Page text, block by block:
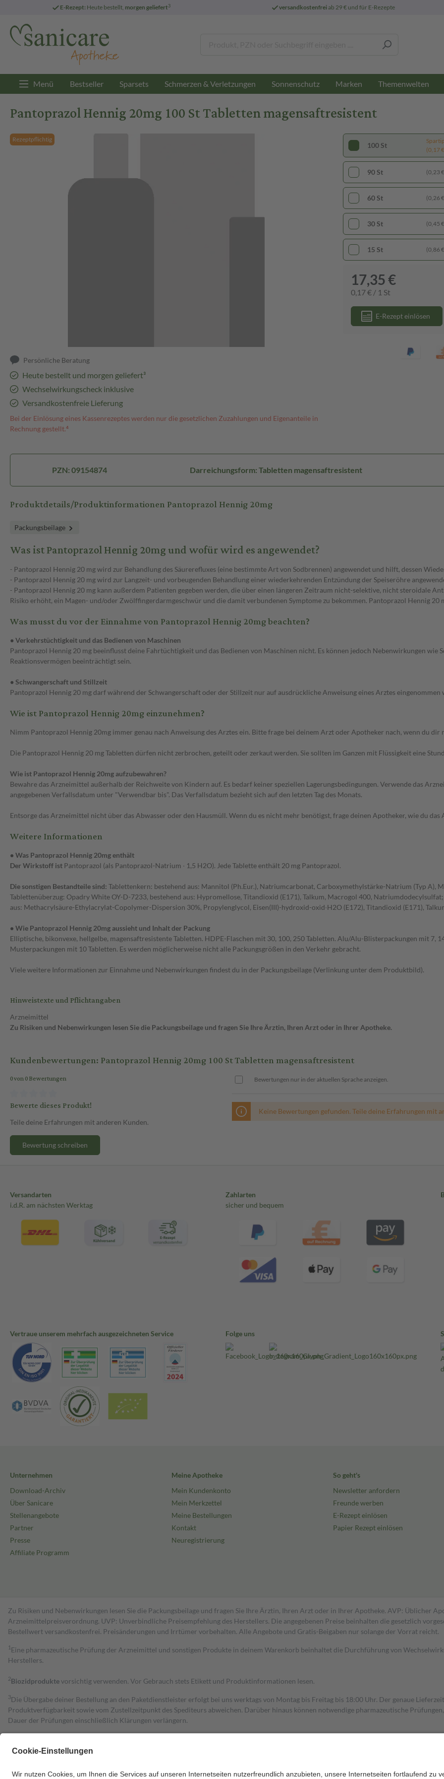
E-Rezept: Heute bestellt, morgen geliefert3 versandkostenfreiab 29 € und für E-Rezepte
Menü Bestseller Sparsets Schmerzen & Verletzungen Sonnenschutz Marken Themenwelten
Pantoprazol Hennig 20mg 100 St Tabletten magensaftresistent
Rezeptpflichtig
Persönliche Beratung
Heute bestellt und morgen geliefert³
Wechselwirkungscheck inklusive
Versandkostenfreie Lieferung
Bei der Einlösung eines Kassenrezeptes werden nur die gesetzlichen Zuzahlungen und Eigenanteile in
Rechnung gestellt.⁴
100 St
(0,17
90 St (0,23
60 St (0,26
30 St (0,45
15 St (0,86
17,35 €
0,17 € / 1 St
E-Rezept einlösen
PZN: 09154874 Darreichungsform: Tabletten magensaftresistent
Produktdetails/Produktinformationen Pantoprazol Hennig 20mg
Packungsbeilage
Was ist Pantoprazol Hennig 20mg und wofür wird es angewendet?
- Pantoprazol Hennig 20 mg wird zur Behandlung des Säurerefluxes (eine bestimmte Art von Sodbrennen) angewendet und hilft, dessen
- Pantoprazol Hennig 20 mg wird zur Langzeit- und vorbeugenden Behandlung einer wiederkehrenden Entzündung der Speiseröhre
- Pantoprazol Hennig 20 mg kann außerdem Patienten gegeben werden, die über einen längeren Zeitraum nicht-selektive, nicht steroidale
Risiko erhöht, ein Magen- und/oder Zwölffingerdarmgeschwür und die damit verbundenen Symptome zu bekommen. Pantoprazol Hennig
Was musst du vor der Einnahme von Pantoprazol Hennig 20mg beachten?
● Verkehrstüchtigkeit und das Bedienen von Maschinen
Pantoprazol Hennig 20 mg beeinflusst deine Fahrtüchtigkeit und das Bedienen von Maschinen nicht. Es können jedoch Nebenwirkungen wie
Reaktionsvermögen beeinträchtigt sein.
● Schwangerschaft und Stillzeit
Pantoprazol Hennig 20 mg darf während der Schwangerschaft oder der Stillzeit nur auf ausdrückliche Anweisung eines Arztes eingenommen
Wie ist Pantoprazol Hennig 20mg einzunehmen?
Nimm Pantoprazol Hennig 20mg immer genau nach Anweisung des Arztes ein. Bitte frage bei deinem Arzt oder Apotheker nach, wenn du dir
Die Pantoprazol Hennig 20 mg Tabletten dürfen nicht zerbrochen, geteilt oder zerkaut werden. Sie sollten im Ganzen mit Flüssigkeit eine
Wie ist Pantoprazol Hennig 20mg aufzubewahren?
Bewahre das Arzneimittel außerhalb der Reichweite von Kindern auf. Es bedarf keiner speziellen Lagerungsbedingungen. Verwende das
angegebenen Verfallsdatum unter "Verwendbar bis". Das Verfallsdatum bezieht sich auf den letzten Tag des Monats.
Entsorge das Arzneimittel nicht über das Abwasser oder den Hausmüll. Wenn du es nicht mehr benötigst, frage deinen Apotheker, wie du
Weitere Informationen
• Was Pantoprazol Hennig 20mg enthält
Der Wirkstoff ist Pantoprazol (als Pantoprazol-Natrium ∙ 1,5 H2O). Jede Tablette enthält 20 mg Pantoprazol.
Die sonstigen Bestandteile sind: Tablettenkern: bestehend aus: Mannitol (Ph.Eur.), Natriumcarbonat, Carboxymethylstärke-Natrium (Typ A),
Tablettenüberzug: Opadry White OY-D-7233, bestehend aus: Hypromellose, Titandioxid (E171), Talkum, Macrogol 400,
aus: Methacrylsäure-Ethylacrylat-Copolymer-Dispersion 30%, Propylenglycol, Eisen(III)-hydroxid-oxid∙H2O (E172), Titandioxid (E171),
• Wie Pantoprazol Hennig 20mg aussieht und Inhalt der Packung
Elliptische, bikonvexe, hellgelbe, magensaftresistente Tabletten. HDPE-Flaschen mit 30, 100, 250 Tabletten. Alu/Alu-Blisterpackungen mit 7,
Musterpackungen mit 10 Tabletten. Es werden möglicherweise nicht alle Packungsgrößen in den Verkehr gebracht.
Viele weitere Informationen zur Einnahme und Nebenwirkungen findest du in der Packungsbeilage (Verlinkung unter dem Produktbild).
Hinweistexte und Pflichtangaben
Arzneimittel
Zu Risiken und Nebenwirkungen lesen Sie die Packungsbeilage und fragen Sie Ihre Ärztin, Ihren Arzt oder in Ihrer Apotheke.
Kundenbewertungen: Pantoprazol Hennig 20mg 100 St Tabletten magensaftresistent
0 von 0 Bewertungen
Bewerte dieses Produkt!
Teile deine Erfahrungen mit anderen Kunden.
Bewertung schreiben
Bewertungen nur in der aktuellen Sprache anzeigen.
Keine Bewertungen gefunden. Teile deine Erfahrungen mit
Versandarten
i.d.R. am nächsten Werktag
Zahlarten
sicher und bequem
Vertraue unserem mehrfach ausgezeichneten Service Folge uns
Unternehmen
Download-Archiv
Über Sanicare
Stellenangebote
Partner
Presse
Affiliate Programm
Meine Apotheke
Mein Kundenkonto
Mein Merkzettel
Meine Bestellungen
Kontakt
Neuregistrierung
So geht's
Newsletter anfordern
Freunde werben
E-Rezept einlösen
Papier Rezept einlösen
Zu Risiken und Nebenwirkungen lesen Sie die Packungsbeilage und fragen Sie Ihre Ärztin, Ihren Arzt oder in Ihrer Apotheke. AVP: Üblicher
Arzneimittelpreisverordnung. UVP: Unverbindliche Preisempfehlung des Herstellers. Die angegebenen Preise beinhalten die gesetzlich
Bestell­wert versand­kosten­frei. Preisänderungen und Irrtümer vorbehalten. Alle Angebote und Gratis-Beigaben nur solange der Vorrat reicht.
1 Eine pharmazeutische Prüfung der Arzneimittel und sonstigen Produkte in deinem Warenkorb beinhaltet die Durchführung von
Herstellers.
2Biozidproduktevorsichtig verwenden. Vor Gebrauch stets Etikett und Produktinformationen lesen.
3Die Übergabe deiner Bestellung an den Paketdienstleister erfolgt bei uns werktags von Montag bis Freitag bis 18:00 Uhr. Der genaue
Produktverfügbarkeit sowie vom Zustellzeitpunkt des Spediteurs abweichen. Darüber hinaus können notwendige pharmazeutische
Dauer der Prüfungen einschließlich Klärungen verlängern.
trägt einen Teil davon als Zuzahlung mit.
zu entrichten.